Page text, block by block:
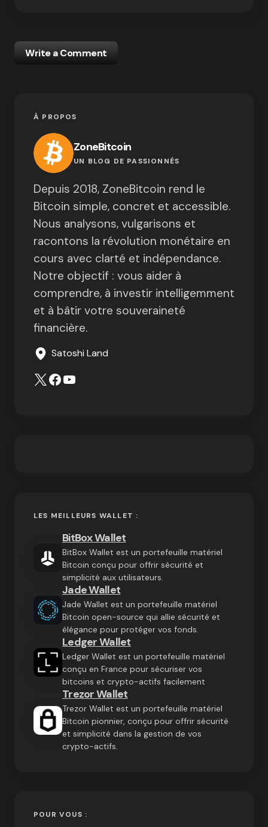
Write a Comment
À PROPOS
ZoneBitcoin
UN BLOG DE PASSIONNÉS
Depuis 2018, ZoneBitcoin rend le
Bitcoin simple, concret et accessible.
Nous analysons, vulgarisons et
racontons la révolution monétaire en
cours avec clarté et indépendance.
Notre objectif : vous aider à
comprendre, à investir intelligemment
et à bâtir votre souveraineté
financière.
Satoshi Land
LES MEILLEURS WALLET :
BitBox Wallet
BitBox Wallet est un portefeuille matériel
Bitcoin conçu pour offrir sécurité et
simplicité aux utilisateurs.
Jade Wallet
Jade Wallet est un portefeuille matériel
Bitcoin open-source qui allie sécurité et
élégance pour protéger vos fonds.
Ledger Wallet
Ledger Wallet est un portefeuille matériel
conçu en France pour sécuriser vos
bitcoins et crypto-actifs facilement
Trezor Wallet
Trezor Wallet est un portefeuille matériel
Bitcoin pionnier, conçu pour offrir sécurité
et simplicité dans la gestion de vos
crypto-actifs.
POUR VOUS :